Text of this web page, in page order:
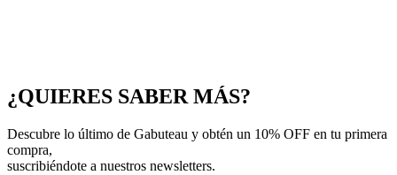
¿QUIERES SABER MÁS?
Descubre lo último de Gabuteau y obtén un 10% OFF en tu primera
compra,
suscribiéndote a nuestros newsletters.